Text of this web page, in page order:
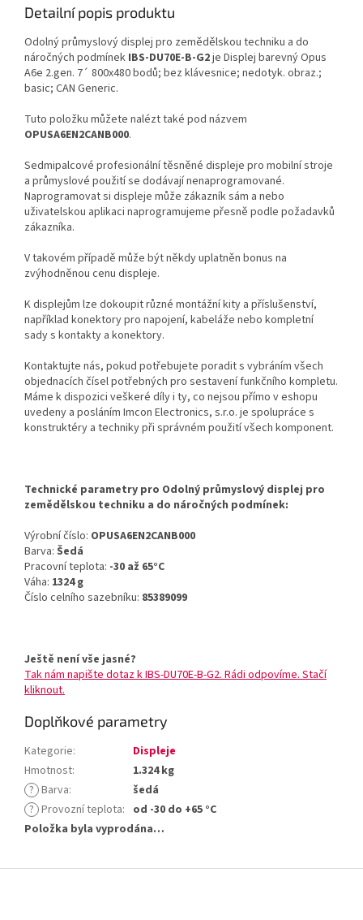
Detailní popis produktu
Odolný průmyslový displej pro zemědělskou techniku a do
náročných podmínek IBS-DU70E-B-G2je Displej barevný Opus
A6e 2.gen. 7´ 800x480 bodů; bez klávesnice; nedotyk. obraz.;
basic; CAN Generic.
Tuto položku můžete nalézt také pod názvem
OPUSA6EN2CANB000.
Sedmipalcové profesionální těsněné displeje pro mobilní stroje
a průmyslové použití se dodávají nenaprogramované.
Naprogramovat si displeje může zákazník sám a nebo
uživatelskou aplikaci naprogramujeme přesně podle požadavků
zákazníka.
V takovém případě může být někdy uplatněn bonus na
zvýhodněnou cenu displeje.
K displejům lze dokoupit různé montážní kity a příslušenství,
například konektory pro napojení, kabeláže nebo kompletní
sady s kontakty a konektory.
Kontaktujte nás, pokud potřebujete poradit s vybráním všech
objednacích čísel potřebných pro sestavení funkčního kompletu.
Máme k dispozici veškeré díly i ty, co nejsou přímo v eshopu
uvedeny a posláním Imcon Electronics, s.r.o. je spolupráce s
konstruktéry a techniky při správném použití všech komponent.
Technické parametry pro Odolný průmyslový displej pro
zemědělskou techniku a do náročných podmínek:
Výrobní číslo: OPUSA6EN2CANB000
Barva: Šedá
Pracovní teplota: -30 až 65°C
Váha: 1324 g
Číslo celního sazebníku: 85389099
Ještě není vše jasné?
Tak nám napište dotaz k IBS-DU70E-B-G2. Rádi odpovíme. Stačí
kliknout.
Doplňkové parametry
Kategorie:
Displeje
Hmotnost:
1.324 kg
? Barva:
šedá
? Provozní teplota: od -30 do +65 °C
Položka byla vyprodána…